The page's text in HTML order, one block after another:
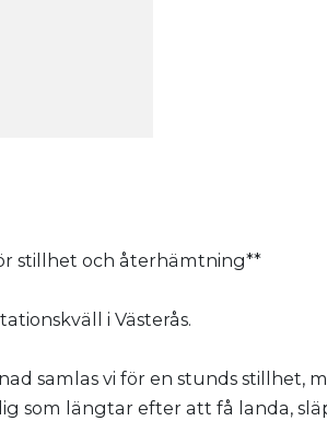
stillhet och återhämtning**
i Västerås.
samlas vi för en stunds stillhet,
som längtar efter att få landa,